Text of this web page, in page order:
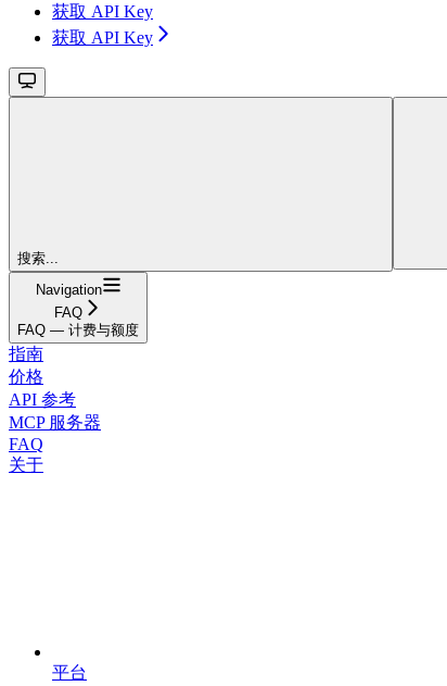
获取 API Key
获取 API Key
搜索...
Navigation
FAQ
FAQ — 计费与额度
指南
价格
API 参考
MCP 服务器
FAQ
关于
平台